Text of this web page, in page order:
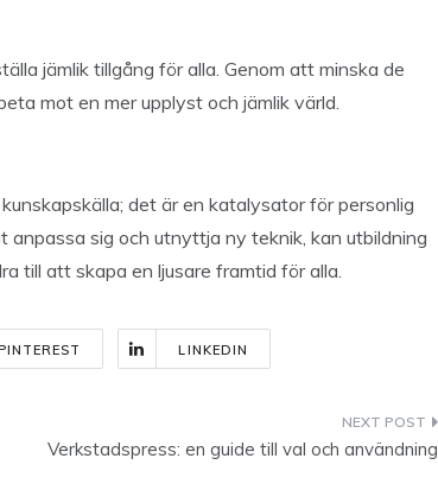
jämlik tillgång för alla. Genom att minska de
mot en mer upplyst och jämlik värld.
det är en katalysator för personlig
anpassa sig och utnyttja ny teknik, kan utbildning
till att skapa en ljusare framtid för alla.
LINKEDIN
Verkstadspress: en guide till val och användning